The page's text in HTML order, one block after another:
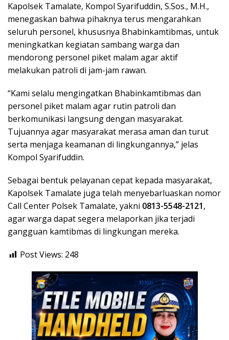
Kapolsek Tamalate, Kompol Syarifuddin, S.Sos., M.H.,
menegaskan bahwa pihaknya terus mengarahkan
seluruh personel, khususnya Bhabinkamtibmas, untuk
meningkatkan kegiatan sambang warga dan
mendorong personel piket malam agar aktif
melakukan patroli di jam-jam rawan.
“Kami selalu mengingatkan Bhabinkamtibmas dan
personel piket malam agar rutin patroli dan
berkomunikasi langsung dengan masyarakat.
Tujuannya agar masyarakat merasa aman dan turut
serta menjaga keamanan di lingkungannya,” jelas
Kompol Syarifuddin.
Sebagai bentuk pelayanan cepat kepada masyarakat,
Kapolsek Tamalate juga telah menyebarluaskan nomor
Call Center Polsek Tamalate, yakni 0813-5548-2121,
agar warga dapat segera melaporkan jika terjadi
gangguan kamtibmas di lingkungan mereka.
Post Views: 248